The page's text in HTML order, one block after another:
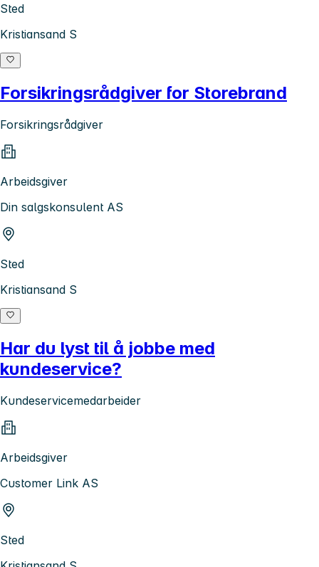
Sted
Kristiansand S
Forsikringsrådgiver for Storebrand
Forsikringsrådgiver
Arbeidsgiver
Din salgskonsulent AS
Sted
Kristiansand S
Har du lyst til å jobbe med
kundeservice?
Kundeservicemedarbeider
Arbeidsgiver
Customer Link AS
Sted